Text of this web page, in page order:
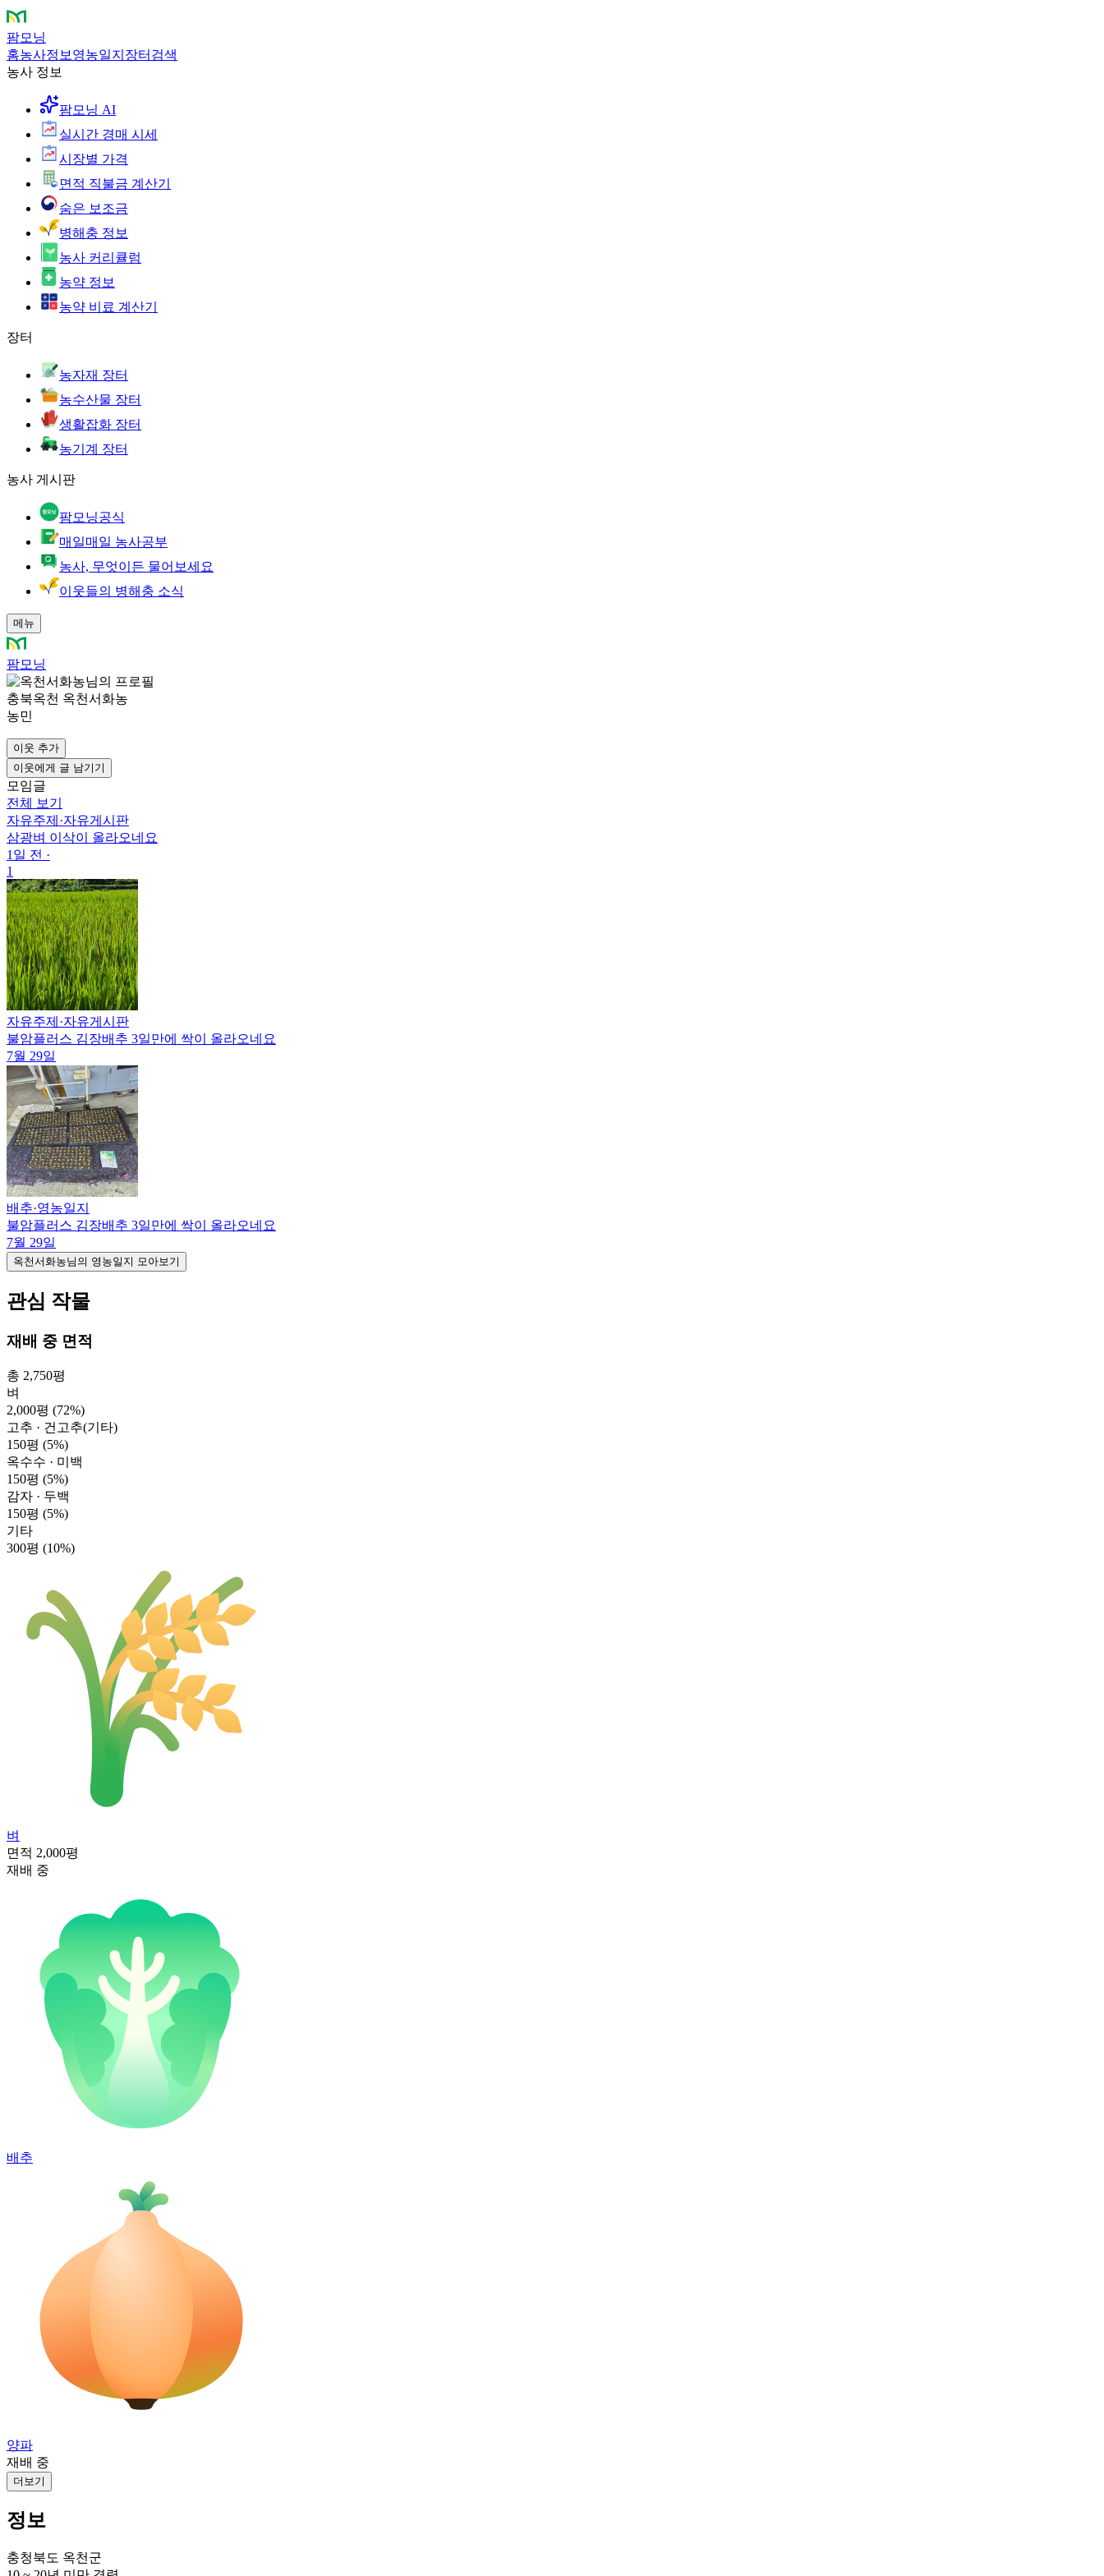
팜모닝
홈농사정보 영농일지 장터 검색
농사 정보
팜모닝 AI
실시간 경매 시세
시장별 가격
면적 직불금 계산기
숨은 보조금
병해충 정보
농사 커리큘럼
농약 정보
농약 비료 계산기
장터
농자재 장터
농수산물 장터
생활잡화 장터
농기계 장터
농사 게시판
팜모닝공식
매일매일 농사공부
농사, 무엇이든 물어보세요
이웃들의 병해충 소식
메뉴
팜모닝
충북옥천 옥천서화농
농민
이웃 추가
이웃에게 글 남기기
모임글
전체 보기
자유주제 ·자유게시판
삼광벼 이삭이 올라오네요
1일 전 ·
1
자유주제 ·자유게시판
불암플러스 김장배추 3일만에 싹이 올라오네요
7월 29일
배추·영농일지
불암플러스 김장배추 3일만에 싹이 올라오네요
7월 29일
옥천서화농님의 영농일지 모아보기
관심 작물
재배 중 면적
총 2,750평
벼
2,000평 (72%)
고추 · 건고추(기타)
150평 (5%)
옥수수 · 미백
150평 (5%)
감자 · 두백
150평 (5%)
기타
300평 (10%)
벼
면적 2,000평
재배 중
배추
양파
재배 중
더보기
정보
충청북도 옥천군